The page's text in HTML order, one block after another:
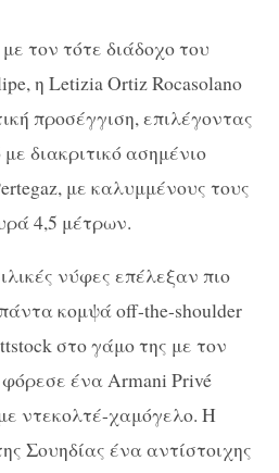
τον τότε διάδοχο του
η Letizia Ortiz Rocasolano
προσέγγιση, επιλέγοντας
διακριτικό ασημένιο
με καλυμμένους τους
4,5 μέτρων.
νύφες επέλεξαν πιο
κομψά off-the-shoulder
στο γάμο της με τον
ένα Armani Privé
ντεκολτέ-χαμόγελο. Η
Σουηδίας ένα αντίστοιχης